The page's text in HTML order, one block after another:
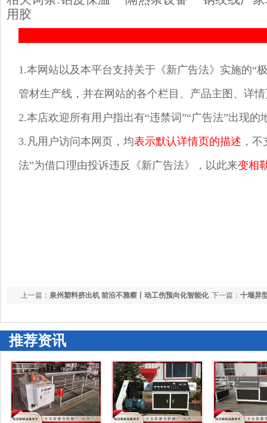
用胶
1.本网站以及本平台支持关于《新广告法》实施的“
管材生产线，并在网站的各个栏目、产品主图、详
2.本店欢迎所有用户指出有“违禁词”“广告法”出现的
3.凡用户访问本网页，均表示默认详情页的描述 ，
法”为借口理由投诉违反《新广告法》，以此来变相
下一篇： 十堰异
对不会给日本
上一篇： 泉州塑料挤出机 前沿不雅察丨动工伤预向化智能化
推荐资讯